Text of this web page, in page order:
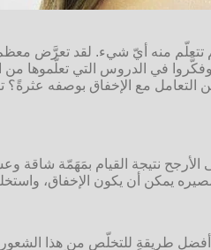
لم تتعلّم منه أيّ شيء. لقد تعرَّض
وفكَّروا في الدروس التي
الأرجح نتيجة القيام بمَهَمّة
يمكن أن يكون الإخفاق،
طريقةٍ للتخلّص من هذا